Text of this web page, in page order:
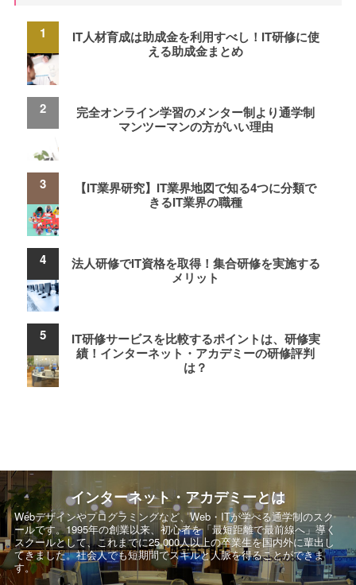
IT人材育成は助成金を利用すべし！IT研修に使
える助成金まとめ
完全オンライン学習のメンター制より通学制
マンツーマンの方がいい理由
【IT業界研究】IT業界地図で知る4つに分類で
きるIT業界の職種
法人研修でIT資格を取得！集合研修を実施する
メリット
IT研修サービスを比較するポイントは、研修実
績！インターネット・アカデミーの研修評判
は？
インターネット・アカデミーとは
Webデザインやプログラミングなど、Web・ITが学べる通学制のスク
ールです。1995年の創業以来、初心者を「最短距離で最前線へ」導く
スクールとして、これまでに25,000人以上の卒業生を国内外に輩出し
てきました。社会人でも短期間でスキルと人脈を得ることができま
す。